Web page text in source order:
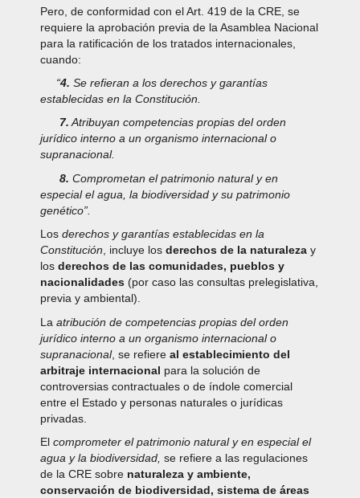
Pero, de conformidad con el Art. 419 de la CRE, se
requiere la aprobación previa de la Asamblea Nacional
para la ratificación de los tratados internacionales,
cuando:
“4. Se refieran a los derechos y garantías
establecidas en la Constitución.
7.Atribuyan competencias propias del orden
jurídico interno a un organismo internacional o
supranacional.
8. Comprometan el patrimonio natural y en
especial el agua, la biodiversidad y su patrimonio
genético”.
Los derechos y garantías establecidas en la
Constitución , incluye los derechos de la naturaleza y
los derechos de las comunidades, pueblos y
nacionalidades (por caso las consultas prelegislativa,
previa y ambiental).
La atribución de competencias propias del orden
jurídico interno a un organismo internacional o
supranacional, se refiere al establecimiento del
arbitraje internacional para la solución de
controversias contractuales o de índole comercial
entre el Estado y personas naturales o jurídicas
privadas.
El comprometer el patrimonio natural y en especial el
agua y la biodiversidad, se refiere a las regulaciones
de la CRE sobre naturaleza y ambiente,
conservación de biodiversidad, sistema de áreas